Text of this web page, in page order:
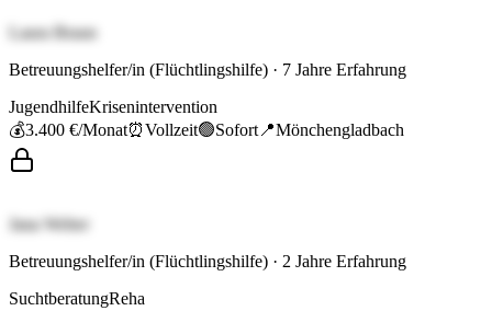
Laura Braun
Betreuungshelfer/in (Flüchtlingshilfe) · 7 Jahre Erfahrung
JugendhilfeKrisenintervention
💰3.400 €/Monat⏰Vollzeit🟢Sofort 📍Mönchengladbach
Jana Weber
Betreuungshelfer/in (Flüchtlingshilfe) · 2 Jahre Erfahrung
SuchtberatungReha